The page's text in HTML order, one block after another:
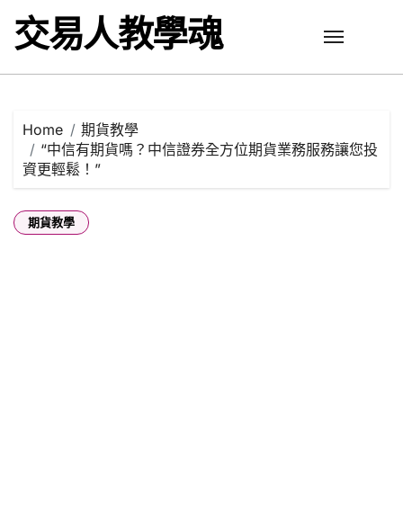
content
交易人教學魂
Home
期貨教學
“中信有期貨嗎？中信證券全方位期貨業務服務讓您投
資更輕鬆！”
期貨教學